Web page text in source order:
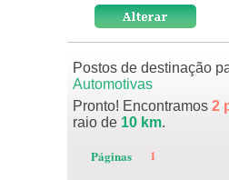
Postos de destinação
Automotivas
Pronto! Encontramos 2
raio de 10 km.
Páginas 1